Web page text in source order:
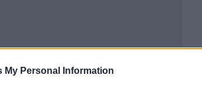
My Personal Information